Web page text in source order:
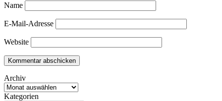
Name
E-Mail-Adresse
Website
Archiv
Kategorien